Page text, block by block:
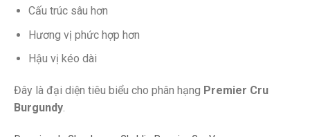
Cấu trúc sâu hơn
Hương vị phức hợp hơn
Hậu vị kéo dài
Đây là đại diện tiêu biểu cho phân hạng Premier Cru
Burgundy.